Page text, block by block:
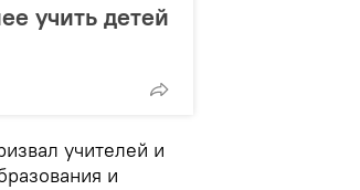
учить детей
учителей и
и